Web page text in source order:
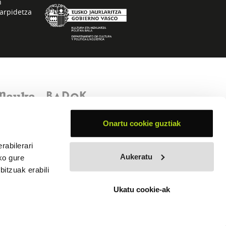
gure
erabili
Onartu cookie guztiak
Aukeratu
Ukatu cookie-ak